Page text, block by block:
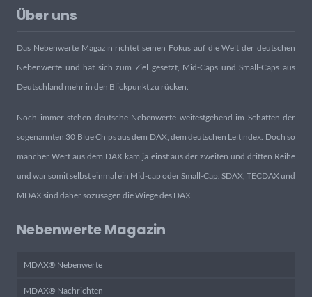
Über uns
Das Nebenwerte Magazin richtet seinen Fokus auf die Welt der deutschen
Nebenwerte und hat sich zum Ziel gesetzt, Mid-Caps und Small-Caps aus
Deutschland mehr in den Blickpunkt zu rücken.
Noch immer stehen deutsche Nebenwerte weitestgehend im Schatten der
sogenannten 30 Blue Chips aus dem DAX, dem deutschen Leitindex. Doch so
mancher Wert aus dem DAX kam ja einst aus der zweiten und dritten Reihe
und war somit selbst einmal ein Mid-cap oder Small-Cap. SDAX, TECDAX und
MDAX sind daher sozusagen die Wiege des DAX.
Nebenwerte Magazin
MDAX® Nebenwerte
MDAX® Nachrichten